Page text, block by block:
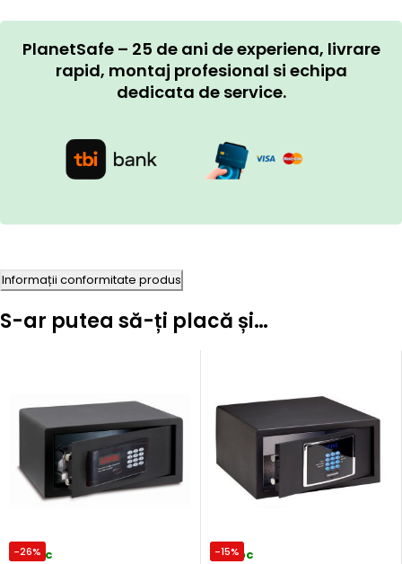
PlanetSafe – 25 de ani de experiena, livrare
rapid, montaj profesional si echipa
dedicata de service.
Informații conformitate produs
S-ar putea să-ți placă și…
-26%
In stoc
-15%
In stoc